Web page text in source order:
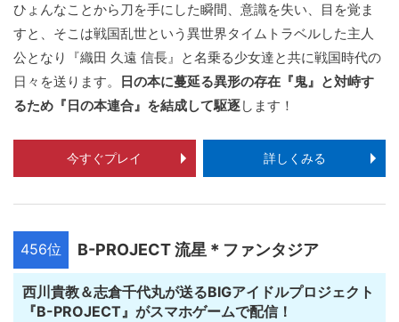
ひょんなことから刀を手にした瞬間、意識を失い、目を覚ま
すと、そこは戦国乱世という異世界タイムトラベルした主人
公となり『織田 久遠 信長』と名乗る少女達と共に戦国時代の
日々を送ります。
日の本に蔓延る異形の存在『鬼』と対峙す
るため『日の本連合』を結成して駆逐します！
今すぐプレイ 詳しくみる
456位 B-PROJECT 流星＊ファンタジア
西川貴教＆志倉千代丸が送るBIGアイドルプロジェクト
『B-PROJECT』がスマホゲームで配信！